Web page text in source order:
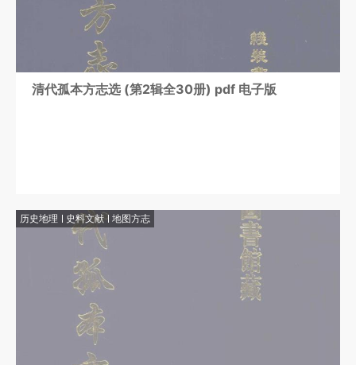
清代孤本方志选 (第2辑全30册) pdf 电子版
历史地理 史料文献 地图方志